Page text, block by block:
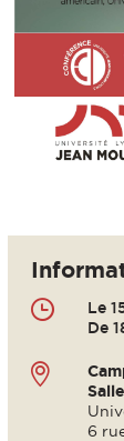
Le
De
6